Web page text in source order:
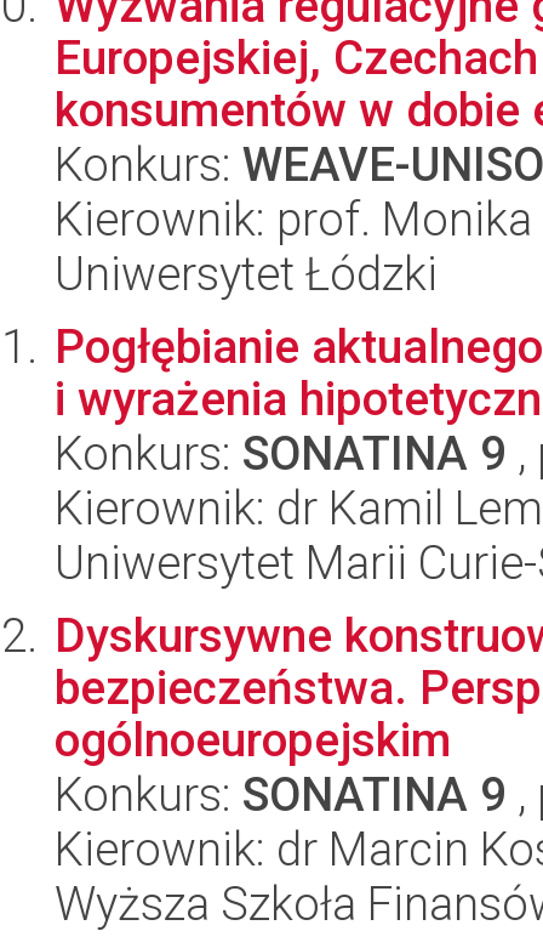
Europejskiej,
konsumentów w dobie
Konkurs: WEAVE-
Kierownik: prof. Monika
Uniwersytet Łódzki
Pogłębianie
i wyrażenia
Konkurs: SONATINA 9
Kierownik: dr Kamil
Uniwersytet Marii
Dyskursywne
bezpieczeństwa.
ogólnoeuropejskim
Konkurs: SONATINA 9
Kierownik: dr Marcin
Wyższa Szkoła